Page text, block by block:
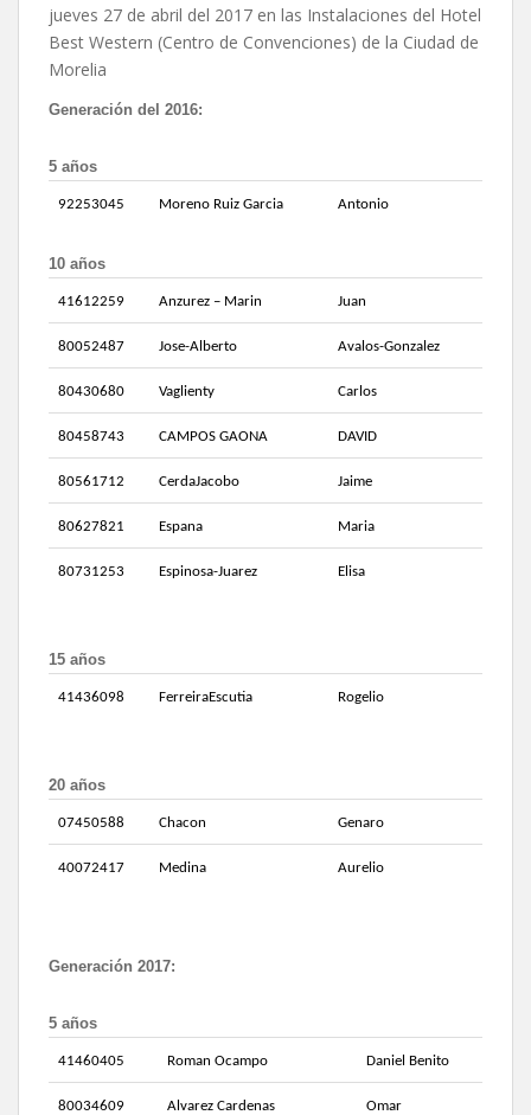
jueves 27 de abril del 2017 en las Instalaciones del Hotel
Best Western (Centro de Convenciones) de la Ciudad de
Morelia
Generación del 2016:
5 años
92253045 Moreno Ruiz Garcia Antonio
10 años
41612259 Anzurez – Marin Juan
80052487 Jose-Alberto Avalos-Gonzalez
80430680 Vaglienty Carlos
80458743 CAMPOS GAONA DAVID
80561712 CerdaJacobo Jaime
80627821 Espana Maria
80731253 Espinosa-Juarez Elisa
15 años
41436098 FerreiraEscutia Rogelio
20 años
07450588 Chacon Genaro
40072417 Medina Aurelio
Generación 2017:
5 años
41460405 Roman Ocampo Daniel Benito
80034609 Alvarez Cardenas Omar